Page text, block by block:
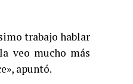
trabajo hablar
veo mucho más
apuntó.